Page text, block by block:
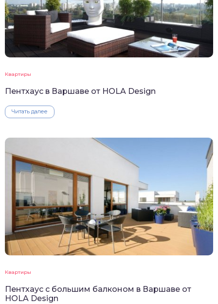
Квартиры
Пентхаус в Варшаве от HOLA Design
Читать далее
Квартиры
Пентхаус с большим балконом в Варшаве от
HOLA Design